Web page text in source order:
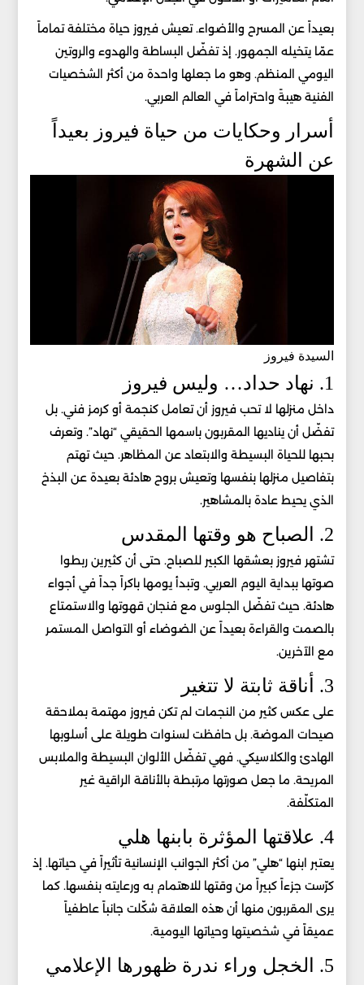
بعيداً عن المسرح والأضواء. تعيش فيروز حياة مختلفة تماماً
عمّا يتخيله الجمهور. إذ تفضّل البساطة والهدوء والروتين
اليومي المنظم. وهو ما جعلها واحدة من أكثر الشخصيات
الفنية هيبةً واحتراماً في العالم العربي.
أسرار وحكايات من حياة فيروز بعيداً
عن الشهرة
السيدة فيروز
1. نهاد حداد… وليس فيروز
داخل منزلها لا تحب فيروز أن تعامل كنجمة أو كرمز فني. بل
تفضّل أن يناديها المقربون باسمها الحقيقي “نهاد”. وتعرف
بحبها للحياة البسيطة والابتعاد عن المظاهر. حيث تهتم
بتفاصيل منزلها بنفسها وتعيش بروح هادئة بعيدة عن البذخ
الذي يحيط عادة بالمشاهير.
2. الصباح هو وقتها المقدس
تشتهر فيروز بعشقها الكبير للصباح. حتى أن كثيرين ربطوا
صوتها ببداية اليوم العربي. وتبدأ يومها باكراً جداً في أجواء
هادئة. حيث تفضّل الجلوس مع فنجان قهوتها والاستمتاع
بالصمت والقراءة بعيداً عن الضوضاء أو التواصل المستمر
مع الآخرين.
3. أناقة ثابتة لا تتغير
على عكس كثير من النجمات لم تكن فيروز مهتمة بملاحقة
صيحات الموضة. بل حافظت لسنوات طويلة على أسلوبها
الهادئ والكلاسيكي. فهي تفضّل الألوان البسيطة والملابس
المريحة. ما جعل صورتها مرتبطة بالأناقة الراقية غير
المتكلّفة.
4. علاقتها المؤثرة بابنها هلي
يعتبر ابنها “هلي” من أكثر الجوانب الإنسانية تأثيراً في حياتها. إذ
كرّست جزءاً كبيراً من وقتها للاهتمام به ورعايته بنفسها. كما
يرى المقربون منها أن هذه العلاقة شكّلت جانباً عاطفياً
عميقاً في شخصيتها وحياتها اليومية.
5. الخجل وراء ندرة ظهورها الإعلامي